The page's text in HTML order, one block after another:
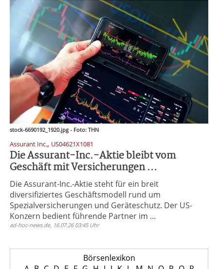
stock-6690192_1920.jpg - Foto: THN
Assurant Inc., US04621X1081
Die Assurant-Inc.-Aktie bleibt vom
Geschäft mit Versicherungen ...
Die Assurant-Inc.-Aktie steht für ein breit
diversifiziertes Geschäftsmodell rund um
Spezialversicherungen und Geräteschutz. Der US-
Konzern bedient führende Partner im ...
ad-hoc-news.de, 16.07.26 03:45 Uhr
Börsenlexikon